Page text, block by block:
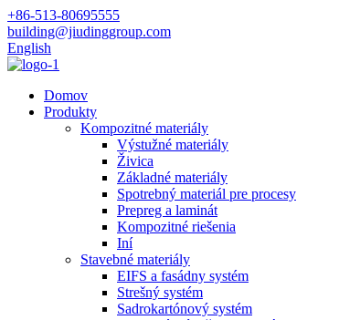
+86-513-80695555
building@jiudinggroup.com
English
Domov
Produkty
Kompozitné materiály
Výstužné materiály
Živica
Základné materiály
Spotrebný materiál pre procesy
Prepreg a laminát
Kompozitné riešenia
Iní
Stavebné materiály
EIFS a fasádny systém
Strešný systém
Sadrokartónový systém